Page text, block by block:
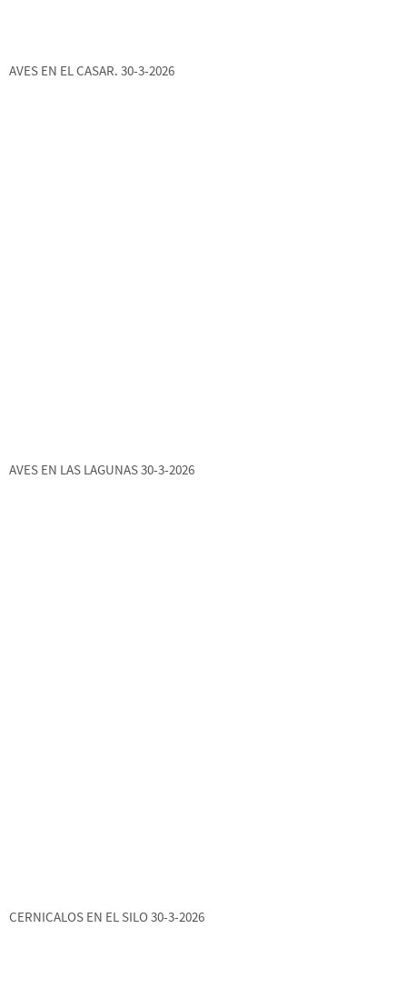
AVES EN EL CASAR. 30-3-2026
AVES EN LAS LAGUNAS 30-3-2026
CERNICALOS EN EL SILO 30-3-2026